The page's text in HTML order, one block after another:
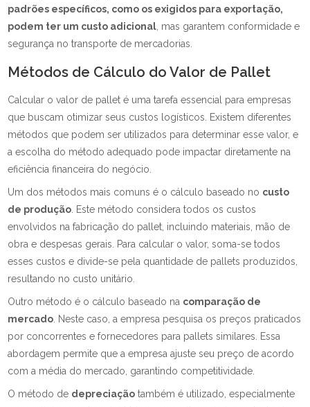
padrões específicos, como os exigidos para exportação,
podem ter um custo adicional , mas garantem conformidade e
segurança no transporte de mercadorias.
Métodos de Cálculo do Valor de Pallet
Calcular o valor de pallet é uma tarefa essencial para empresas
que buscam otimizar seus custos logísticos. Existem diferentes
métodos que podem ser utilizados para determinar esse valor, e
a escolha do método adequado pode impactar diretamente na
eficiência financeira do negócio.
Um dos métodos mais comuns é o cálculo baseado no custo
de produção . Este método considera todos os custos
envolvidos na fabricação do pallet, incluindo materiais, mão de
obra e despesas gerais. Para calcular o valor, soma-se todos
esses custos e divide-se pela quantidade de pallets produzidos,
resultando no custo unitário.
Outro método é o cálculo baseado na comparação de
mercado . Neste caso, a empresa pesquisa os preços praticados
por concorrentes e fornecedores para pallets similares. Essa
abordagem permite que a empresa ajuste seu preço de acordo
com a média do mercado, garantindo competitividade.
O método de depreciação também é utilizado, especialmente